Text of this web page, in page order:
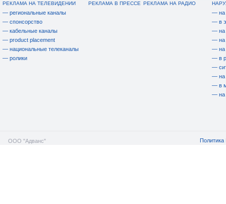
РЕКЛАМА НА ТЕЛЕВИДЕНИИ
— региональные каналы
— спонсорство
— кабельные каналы
— product placement
— национальные телеканалы
— ролики
РЕКЛАМА В ПРЕССЕ РЕКЛАМА НА РАДИО
— на
— в
— на
— на
— на
— в
—
— на
— в
— на
ООО "Адванс" Политика